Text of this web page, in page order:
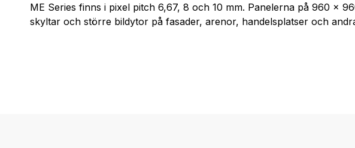
ME Series finns i pixel pitch 6,67, 8 och 10 mm. Panelerna på 960 ×
skyltar och större bildytor på fasader, arenor, handelsplatser och